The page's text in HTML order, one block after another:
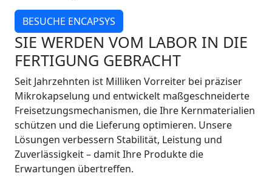
BESUCHE ENCAPSYS
SIE WERDEN VOM LABOR IN DIE
FERTIGUNG GEBRACHT
Seit Jahrzehnten ist Milliken Vorreiter bei präziser
Mikrokapselung und entwickelt maßgeschneiderte
Freisetzungsmechanismen, die Ihre Kernmaterialien
schützen und die Lieferung optimieren. Unsere
Lösungen verbessern Stabilität, Leistung und
Zuverlässigkeit – damit Ihre Produkte die
Erwartungen übertreffen.